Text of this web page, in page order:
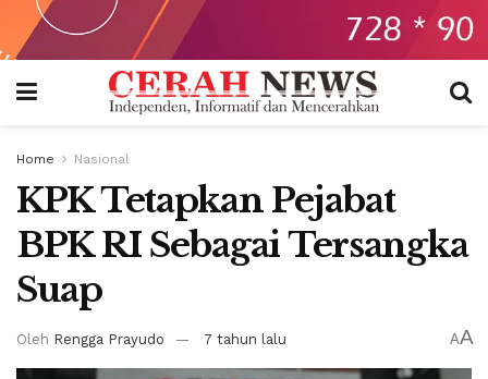
Home Nasional
KPK Tetapkan Pejabat
BPK RI Sebagai Tersangka
Suap
Oleh Rengga Prayudo 7 tahun lalu AA